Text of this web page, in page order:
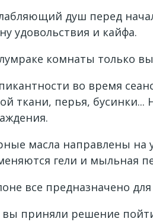
душ перед
удовольствия и кайфа.
комнаты только
во время
ткани, перья,
масла направлены на
гели и мыльная
все предназначено
вы приняли решение